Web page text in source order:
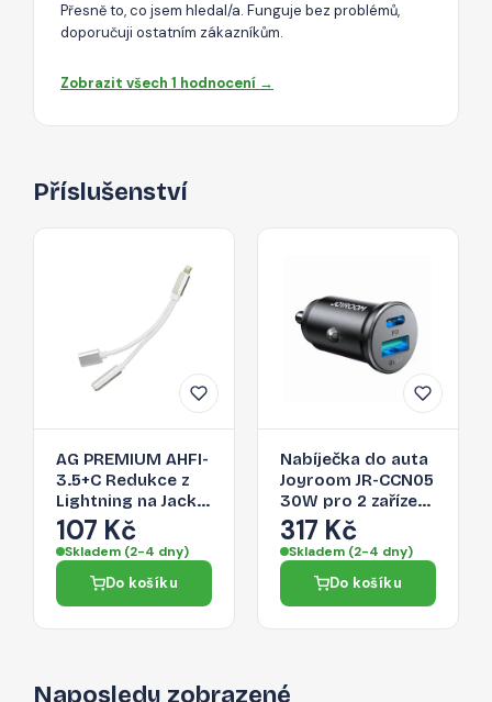
Přesně to, co jsem hledal/a. Funguje bez problémů,
doporučuji ostatním zákazníkům.
Zobrazit všech 1 hodnocení →
Příslušenství
AG PREMIUM AHFI-
3.5+C Redukce z
Lightning na Jack
3,5/Lightning,
stříbrná
107 Kč
Skladem (2-4 dny)
Do košíku
Nabíječka do auta
Joyroom JR-CCN05
30W pro 2 zařízení
- černá
317 Kč
Skladem (2-4 dny)
Do košíku
Naposledy zobrazené